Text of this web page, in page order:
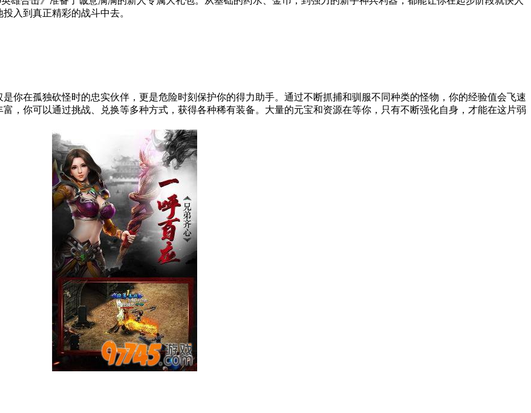
入到真正精彩的战斗中去。
你在孤独砍怪时的忠实伙伴，更是危险时刻保护你的得力助手。通过不断抓捕和驯服不同种类的怪物，你的经验值会飞速
，你可以通过挑战、兑换等多种方式，获得各种稀有装备。大量的元宝和资源在等你，只有不断强化自身，才能在这片弱